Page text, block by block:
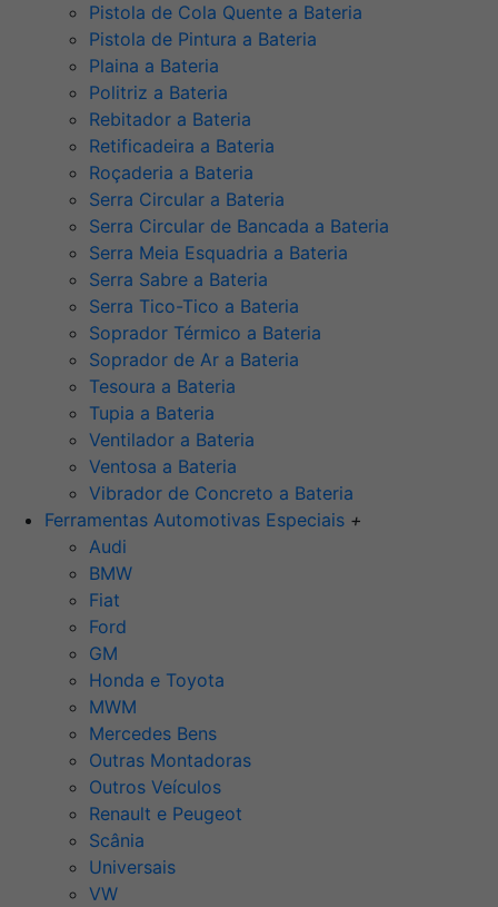
Pistola de Cola Quente a Bateria
Pistola de Pintura a Bateria
Plaina a Bateria
Politriz a Bateria
Rebitador a Bateria
Retificadeira a Bateria
Roçaderia a Bateria
Serra Circular a Bateria
Serra Circular de Bancada a Bateria
Serra Meia Esquadria a Bateria
Serra Sabre a Bateria
Serra Tico-Tico a Bateria
Soprador Térmico a Bateria
Soprador de Ar a Bateria
Tesoura a Bateria
Tupia a Bateria
Ventilador a Bateria
Ventosa a Bateria
Vibrador de Concreto a Bateria
Ferramentas Automotivas Especiais +
Audi
BMW
Fiat
Ford
GM
Honda e Toyota
MWM
Mercedes Bens
Outras Montadoras
Outros Veículos
Renault e Peugeot
Scânia
Universais
VW